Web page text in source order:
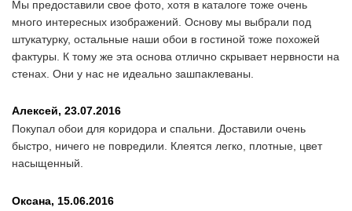
Мы предоставили свое фото, хотя в каталоге тоже очень
много интересных изображений. Основу мы выбрали под
штукатурку, остальные наши обои в гостиной тоже похожей
фактуры. К тому же эта основа отлично скрывает нервности на
стенах. Они у нас не идеально зашпаклеваны.
Алексей, 23.07.2016
Покупал обои для коридора и спальни. Доставили очень
быстро, ничего не повредили. Клеятся легко, плотные, цвет
насыщенный.
Оксана, 15.06.2016